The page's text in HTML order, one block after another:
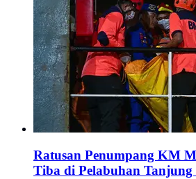
Ratusan Penumpang KM
Tiba di Pelabuhan Tanjung